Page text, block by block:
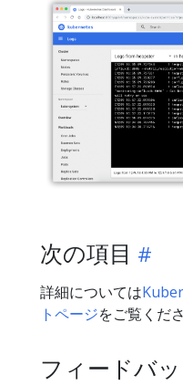
次の項目
詳細については
トページをご覧くださ
フィードバ